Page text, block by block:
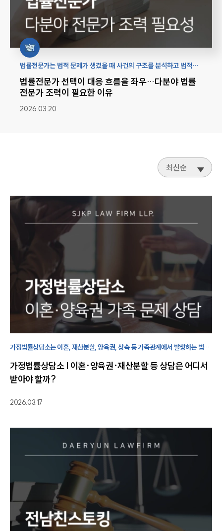
법률전문가는 법적 문제가 생겼을 때 사건의 구조를 분석하고 법적
역할을 수행합니다.
법률전문가 선택이 대응 흐름을 좌우…다분야 법률
전문가 조력이 필요한 이유
2026.03.20
최신순
가정법률상담소는 이혼, 재산분할, 양육권, 상속 등 가족관계에서 발생하는 법적
진행합니다.
가정법률상담소 | 이혼·양육권·재산분할 등 상담은 어디서
받아야 할까?
2026.03.17